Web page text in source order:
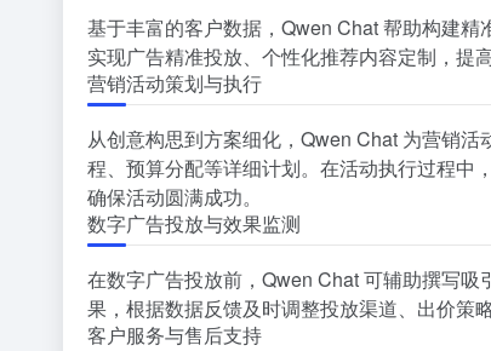
基于丰富的客户数据，Qwen Chat 帮助构建
实现广告精准投放、个性化推荐内容定制，提
营销活动策划与执行
从创意构思到方案细化，Qwen Chat 为营销
程、预算分配等详细计划。在活动执行过程中
确保活动圆满成功。
数字广告投放与效果监测
在数字广告投放前，Qwen Chat 可辅助撰写
果，根据数据反馈及时调整投放渠道、出价策
客户服务与售后支持